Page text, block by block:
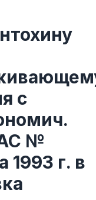
с
№
1993 г. в